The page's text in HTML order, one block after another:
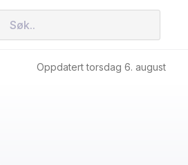
Søk..
Oppdatert torsdag 6. august